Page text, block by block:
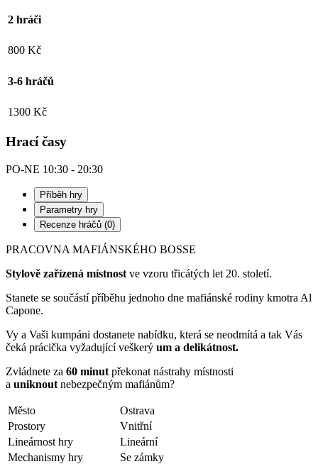
2 hráči
800 Kč
3-6 hráčů
1300 Kč
Hrací časy
PO-NE 10:30 - 20:30
Příběh hry
Parametry hry
Recenze hráčů (0)
PRACOVNA MAFIÁNSKÉHO BOSSE
Stylově zařízená místnost ve vzoru třicátých let 20. století.
Stanete se součástí příběhu jednoho dne mafiánské rodiny kmotra Al
Capone.
Vy a Vaši kumpáni dostanete nabídku, která se neodmítá a tak Vás
čeká prácička vyžadující veškerý um a delikátnost.
Zvládnete za 60 minut překonat nástrahy místnosti
a uniknout nebezpečným mafiánům?
Město
Ostrava
Prostory
Vnitřní
Lineárnost hry
Lineární
Mechanismy hry
Se zámky